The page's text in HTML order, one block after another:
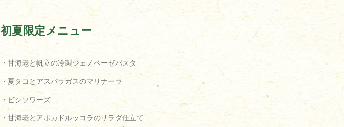
初夏限定メニュー
・甘海老と帆立の冷製ジェノベーゼパスタ
・夏タコとアスパラガスのマリナーラ
・ビシソワーズ
・甘海老とアボカドルッコラのサラダ仕立て